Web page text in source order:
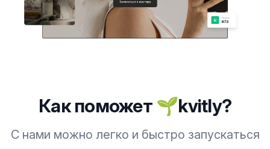
Как поможет 🌱kvitly?
С нами можно легко и быстро запускаться